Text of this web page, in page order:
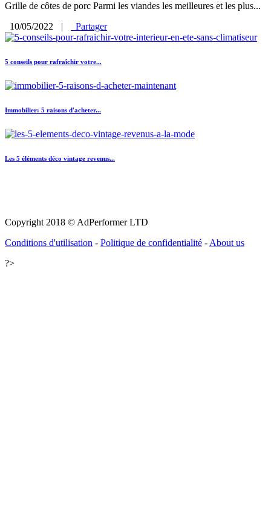
Grille de côtes de porc Parmi les viandes les meilleures et les plus...
10/05/2022
| Partager
5 conseils pour rafraîchir votre...
Immobilier: 5 raisons d'acheter...
Les 5 éléments déco vintage revenus...
Copyright 2018 © AdPerformer LTD
Conditions d'utilisation - Politique de confidentialité - About us
?>